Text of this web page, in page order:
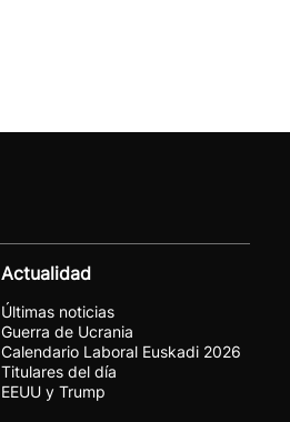
Actualidad
Últimas noticias
Guerra de Ucrania
Calendario Laboral Euskadi 2026
Titulares del día
EEUU y Trump